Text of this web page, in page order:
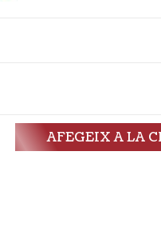
AFEGEIX A LA